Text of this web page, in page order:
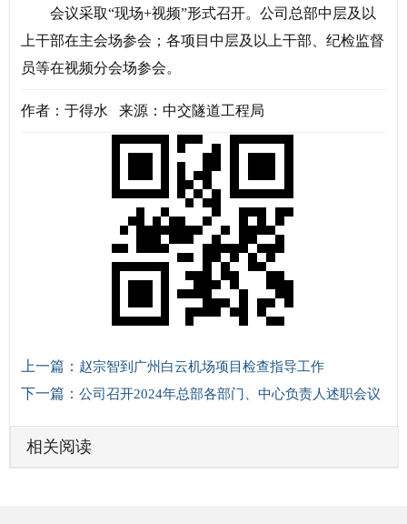
会议采取“现场+视频”形式召开。公司总部中层及以
上干部在主会场参会；各项目中层及以上干部、纪检监督
员等在视频分会场参会。
作者：于得水 来源：中交隧道工程局
上一篇： 赵宗智到广州白云机场项目检查指导工作
下一篇： 公司召开2024年总部各部门、中心负责人述职会议
相关阅读